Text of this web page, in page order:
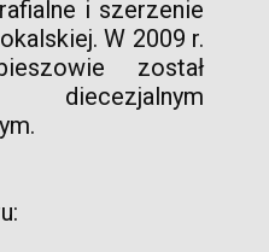
i szerzenie
W 2009 r.
został